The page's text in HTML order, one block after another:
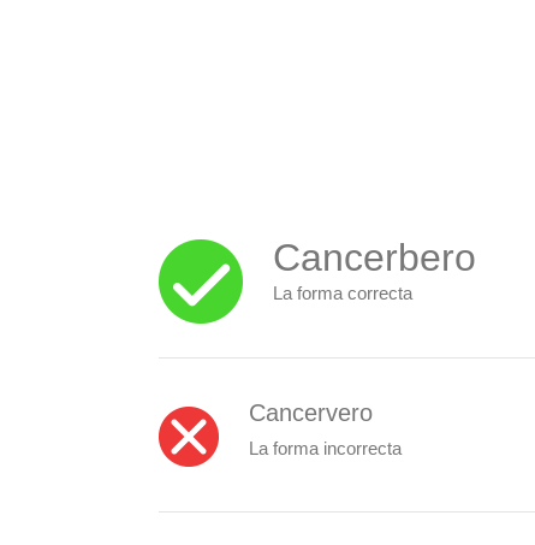
Cancerbero
La forma correcta
Cancervero
La forma incorrecta